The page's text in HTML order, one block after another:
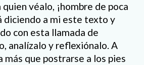
véalo, ¡hombre de poca
diciendo a mi este texto y
con esta llamada de
analízalo y reflexiónalo. A
más que postrarse a los pies